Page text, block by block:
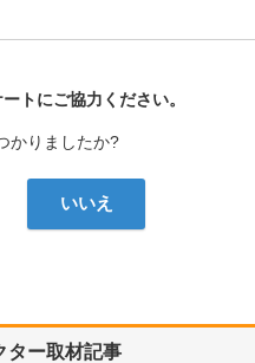
トにご協力ください。
かりましたか?
いいえ
ター取材記事